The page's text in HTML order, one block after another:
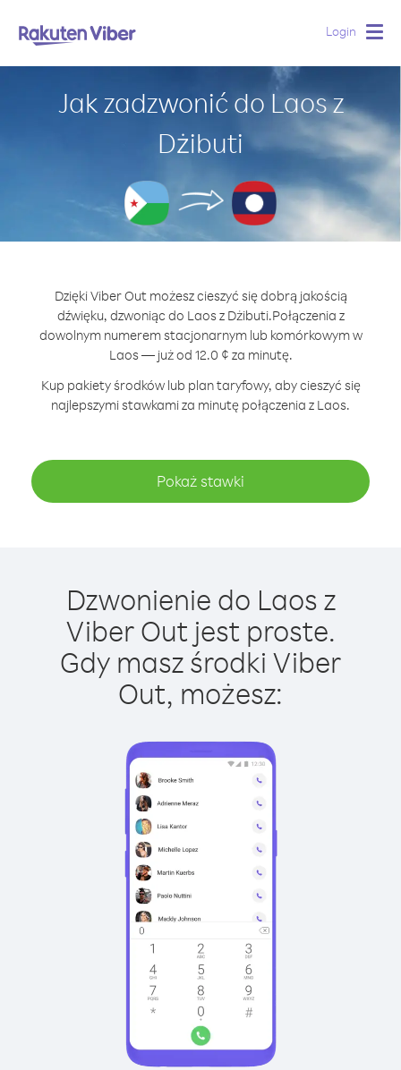
Login
Jak zadzwonić do Laos z
Dżibuti
Dzięki Viber Out możesz cieszyć się dobrą jakością
dźwięku, dzwoniąc do Laos z Dżibuti.Połączenia z
dowolnym numerem stacjonarnym lub komórkowym w
Laos — już od 12.0 ¢ za minutę.
Kup pakiety środków lub plan taryfowy, aby cieszyć się
najlepszymi stawkami za minutę połączenia z Laos.
Pokaż stawki
Dzwonienie do Laos z
Viber Out jest proste.
Gdy masz środki Viber
Out, możesz: